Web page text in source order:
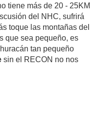
tiene más de 20 - 25KM
del NHC, sufrirá
toque las montañas del
que sea pequeño, es
tan pequeño
sin el RECON no nos